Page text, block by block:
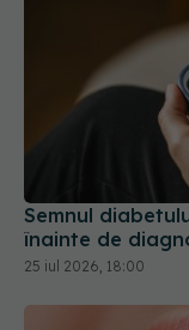
Semnul
înainte de
25 iul 2026, 18:00